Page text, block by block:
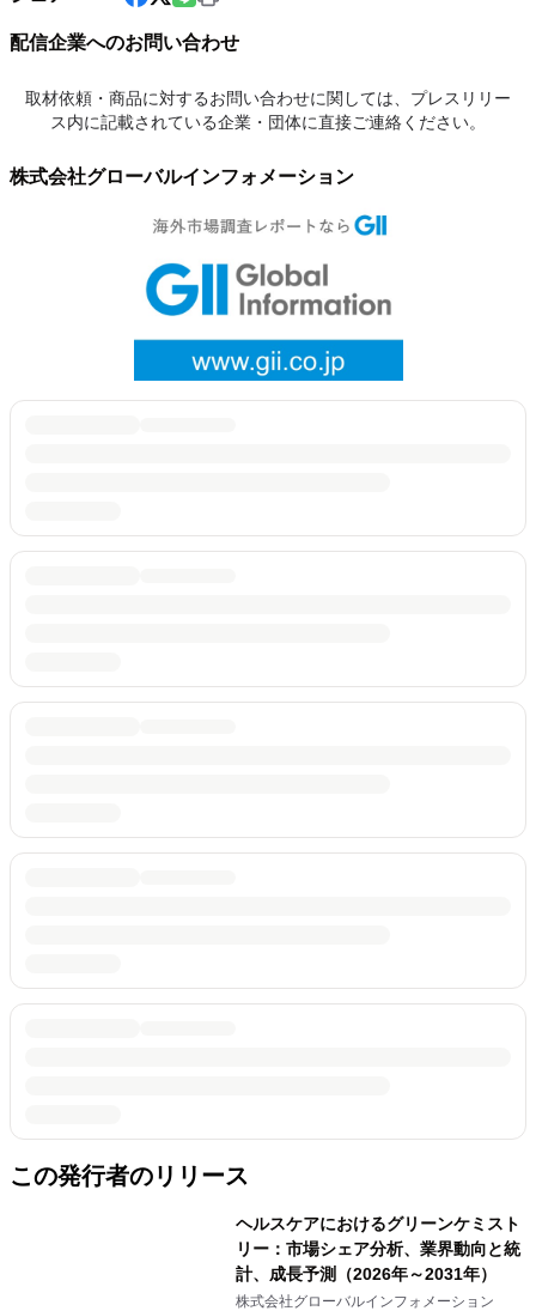
配信企業へのお問い合わせ
取材依頼・商品に対するお問い合わせに関しては、プレスリリー
ス内に記載されている企業・団体に直接ご連絡ください。
株式会社グローバルインフォメーション
この発行者のリリース
ヘルスケアにおけるグリーンケミスト
リー：市場シェア分析、業界動向と統
計、成長予測（2026年～2031年）
株式会社グローバルインフォメーション